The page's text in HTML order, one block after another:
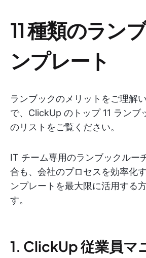
11 種類のラン
ンプレート
ランブックのメリットをご理解
で、ClickUp のトップ 11 ランブ
のリストをご覧ください。
IT チーム専用のランブックルー
合も、会社のプロセスを効率化
ンプレートを最大限に活用する
す。
1. ClickUp 従業員マ